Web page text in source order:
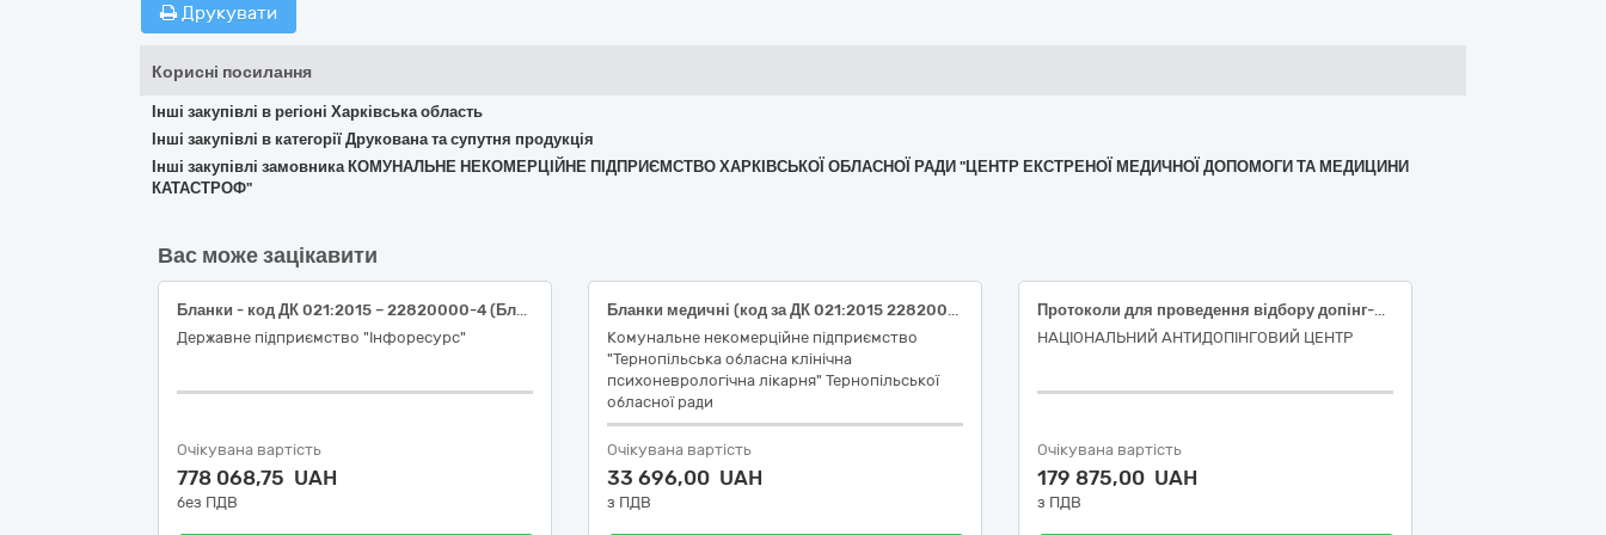
Друкувати
Корисні посилання
Інші закупівлі в регіоні Харківська область
Інші закупівлі в категорії Друкована та супутня продукція
Інші закупівлі замовника КОМУНАЛЬНЕ НЕКОМЕРЦІЙНЕ ПІДПРИЄМСТВО ХАРКІВСЬКОЇ ОБЛАСНОЇ РАДИ "ЦЕНТР ЕКСТРЕНОЇ МЕДИЧНОЇ ДОПОМОГИ ТА МЕДИЦИНИ
КАТАСТРОФ"
Вас може зацікавити
Бланки - код ДК 021:2015 – 22820000-4 (Бланки документів про освіту, що виготовляються поліграфічним способом)
Державне підприємство "Інфоресурс"
Очікувана вартість
778 068,75 UAH
без ПДВ
Бланки медичні (код за ДК 021:2015 22820000-4 Бланки)
Комунальне некомерційне підприємство
"Тернопільська обласна клінічна
психоневрологічна лікарня" Тернопільської
обласної ради
Очікувана вартість
33 696,00 UAH
з ПДВ
Протоколи для проведення відбору допінг-проб відповідно до специфікації
НАЦІОНАЛЬНИЙ АНТИДОПІНГОВИЙ ЦЕНТР
Очікувана вартість
179 875,00 UAH
з ПДВ